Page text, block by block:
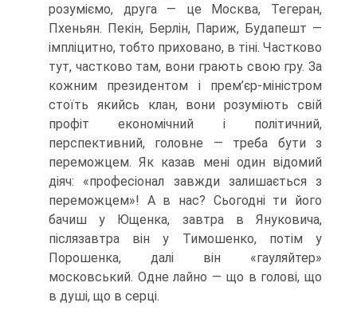
розуміємо, друга — це Москва, Тегеран,
Пхеньян. Пекін, Берлін, Париж, Будапешт —
імпліцитно, тобто при­ховано, в тіні. Частково
тут, частково там, вони грають свою гру. За
кожним президентом і прем’єр-міністром
стоїть якийсь клан, вони розуміють свій
профіт економіч­ний і політичний,
перспективний, головне — треба бути з
переможцем. Як казав мені один відомий
діяч: «про­фесіонал завжди залишається з
переможцем»! А в нас? Сьогодні ти його
бачиш у Ющенка, завтра в Януковича,
післязавтра він у Тимошенко, потім у
Порошенка, далі він «гауляйтер»
московський. Одне лайно — що в голові, що
в душі, що в серці.